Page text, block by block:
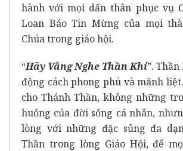
hành với mọi dấn thân phục vụ
Loan Báo Tin Mừng của mọi
Chúa trong giáo hội.
“Hãy Vâng Nghe Thần Khí”.
động cách phong phú và mãnh
cho Thánh Thần, không những
huống của đời sống cá nhân,
lòng với những đặc sủng đa
Thần trong lòng Giáo Hội, để